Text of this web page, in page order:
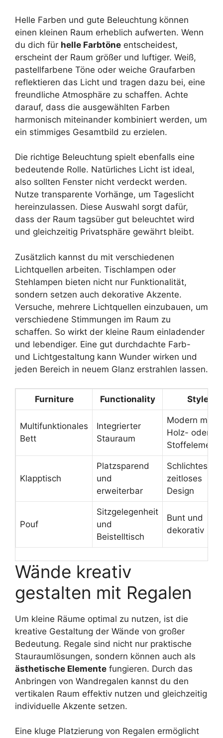
Helle Farben und gute Beleuchtung können
einen kleinen Raum erheblich aufwerten. Wenn
du dich für helle Farbtöne entscheidest,
erscheint der Raum größer und luftiger. Weiß,
pastellfarbene Töne oder weiche Graufarben
reflektieren das Licht und tragen dazu bei, eine
freundliche Atmosphäre zu schaffen. Achte
darauf, dass die ausgewählten Farben
harmonisch miteinander kombiniert werden, um
ein stimmiges Gesamtbild zu erzielen.
Die richtige Beleuchtung spielt ebenfalls eine
bedeutende Rolle. Natürliches Licht ist ideal,
also sollten Fenster nicht verdeckt werden.
Nutze transparente Vorhänge, um Tageslicht
hereinzulassen. Diese Auswahl sorgt dafür,
dass der Raum tagsüber gut beleuchtet wird
und gleichzeitig Privatsphäre gewährt bleibt.
Zusätzlich kannst du mit verschiedenen
Lichtquellen arbeiten. Tischlampen oder
Stehlampen bieten nicht nur Funktionalität,
sondern setzen auch dekorative Akzente.
Versuche, mehrere Lichtquellen einzubauen, um
verschiedene Stimmungen im Raum zu
schaffen. So wirkt der kleine Raum einladender
und lebendiger. Eine gut durchdachte Farb-
und Lichtgestaltung kann Wunder wirken und
jeden Bereich in neuem Glanz erstrahlen lassen.
Furniture Functionality Style
Multifunktionales
Bett
Integrierter
Stauraum
Modern mit
Holz- oder
Klapptisch
Platzsparend
und
erweiterbar
Schlichtes,
zeitloses
Design
Pouf
Sitzgelegenheit
und
Beistelltisch
Bunt und
dekorativ
Wände kreativ
gestalten mit Regalen
Um kleine Räume optimal zu nutzen, ist die
kreative Gestaltung der Wände von großer
Bedeutung. Regale sind nicht nur praktische
Stauraumlösungen, sondern können auch als
ästhetische Elemente fungieren. Durch das
Anbringen von Wandregalen kannst du den
vertikalen Raum effektiv nutzen und gleichzeitig
individuelle Akzente setzen.
Eine kluge Platzierung von Regalen ermöglicht